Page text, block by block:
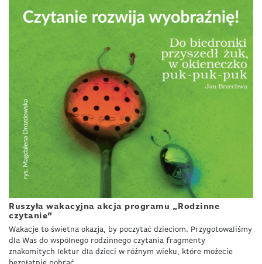
Ruszyła wakacyjna akcja programu „Rodzinne
czytanie”
Wakacje to świetna okazja, by poczytać dzieciom. Przygotowaliśmy
dla Was do wspólnego rodzinnego czytania fragmenty
znakomitych lektur dla dzieci w różnym wieku, które możecie